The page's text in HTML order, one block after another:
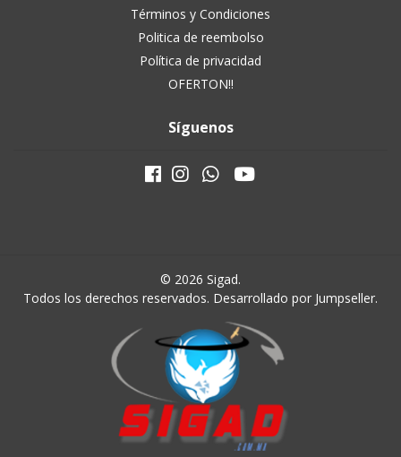
Términos y Condiciones
Politica de reembolso
Política de privacidad
OFERTON!!
Síguenos
© 2026 Sigad.
Todos los derechos reservados. Desarrollado por Jumpseller.